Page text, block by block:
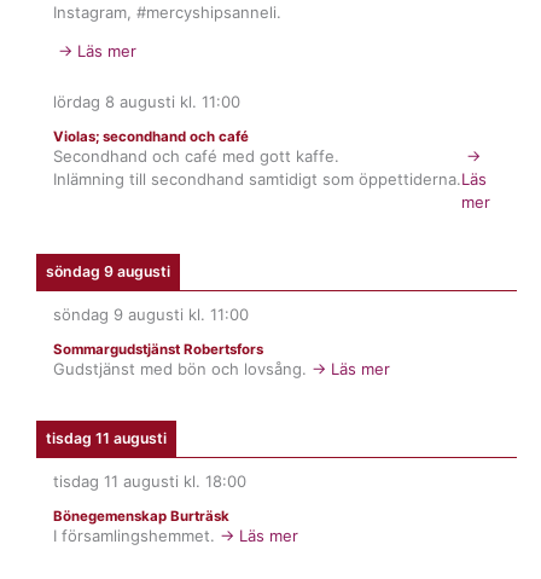
Instagram, #mercyshipsanneli.
→ Läs mer
lördag 8 augusti kl. 11:00
Violas; secondhand och café
Secondhand och café med gott kaffe.
Inlämning till secondhand samtidigt som öppettiderna.
→
Läs
mer
söndag 9 augusti
söndag 9 augusti kl. 11:00
Sommargudstjänst Robertsfors
Gudstjänst med bön och lovsång. → Läs mer
tisdag 11 augusti
tisdag 11 augusti kl. 18:00
Bönegemenskap Burträsk
I församlingshemmet. → Läs mer